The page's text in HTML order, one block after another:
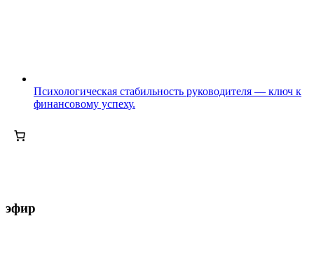
Психологическая стабильность руководителя — ключ к
финансовому успеху.
эфир